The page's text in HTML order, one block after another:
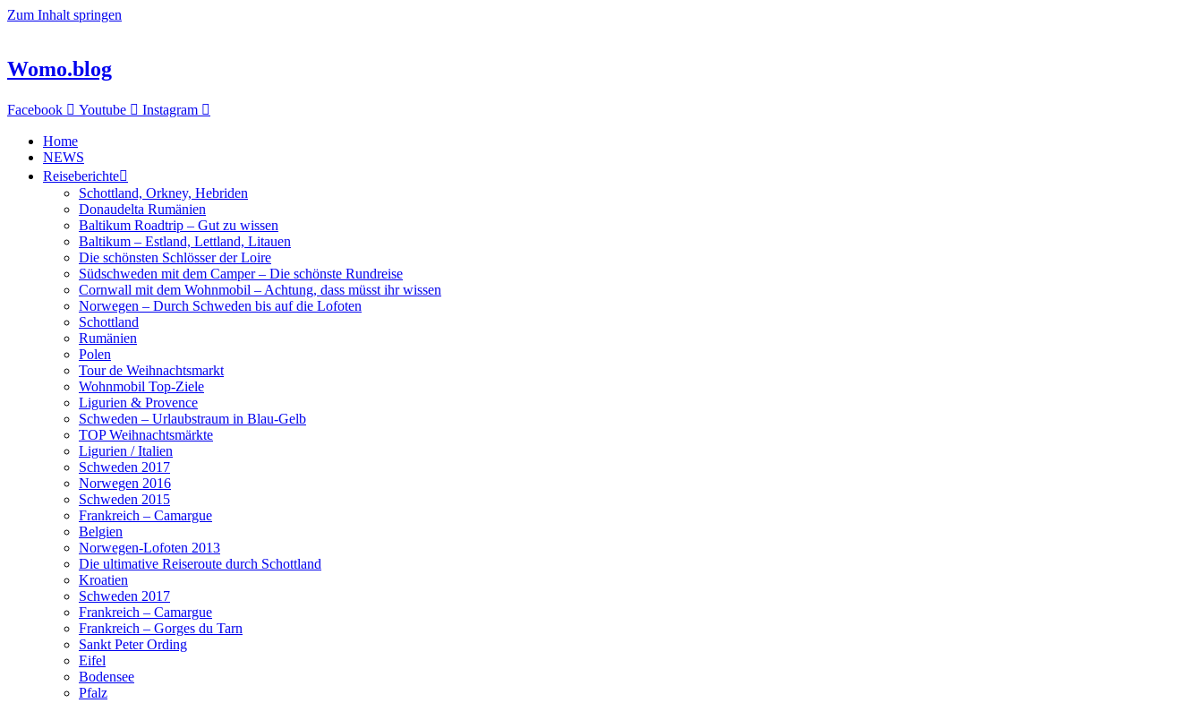
Zum Inhalt springen
Womo.blog
Facebook Youtube Instagram
Home
NEWS
Reiseberichte
Schottland, Orkney, Hebriden
Donaudelta Rumänien
Baltikum Roadtrip – Gut zu wissen
Baltikum – Estland, Lettland, Litauen
Die schönsten Schlösser der Loire
Südschweden mit dem Camper – Die schönste Rundreise
Cornwall mit dem Wohnmobil – Achtung, dass müsst ihr wissen
Norwegen – Durch Schweden bis auf die Lofoten
Schottland
Rumänien
Polen
Tour de Weihnachtsmarkt
Wohnmobil Top-Ziele
Ligurien & Provence
Schweden – Urlaubstraum in Blau-Gelb
TOP Weihnachtsmärkte
Ligurien / Italien
Schweden 2017
Norwegen 2016
Schweden 2015
Frankreich – Camargue
Belgien
Norwegen-Lofoten 2013
Die ultimative Reiseroute durch Schottland
Kroatien
Schweden 2017
Frankreich – Camargue
Frankreich – Gorges du Tarn
Sankt Peter Ording
Eifel
Bodensee
Pfalz